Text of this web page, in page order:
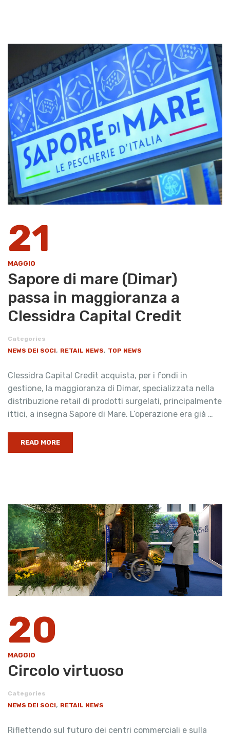
21
MAGGIO
Sapore di mare (Dimar)
passa in maggioranza a
Clessidra Capital Credit
Categories
NEWS DEI SOCI, RETAIL NEWS, TOP NEWS
Clessidra Capital Credit acquista, per i fondi in
gestione, la maggioranza di Dimar, specializzata nella
distribuzione retail di prodotti surgelati, principalmente
ittici, a insegna Sapore di Mare. L’operazione era già …
READ MORE
20
MAGGIO
Circolo virtuoso
Categories
NEWS DEI SOCI, RETAIL NEWS
Riflettendo sul futuro dei centri commerciali e sulla